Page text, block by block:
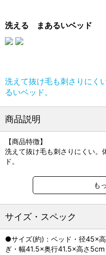
洗える まあるいベッド
洗えて抜け毛も刺さりにく
るいベッド。
商品説明
【商品特徴】
洗えて抜け毛も刺さりにくい。
ド。
●うちの子好みの寝姿で選べる
フチを折り込んで高さを調整し
中わた入りのフチはアレンジ自
●猫ちゃん用にピッタリサイズ
クッションと入れ替えれて使え
もご用意。
も
サイズ・スペック
●サイズ(約)：ベッド・径45×
ぎ・幅41.5×奥行41.5×高さ5cm